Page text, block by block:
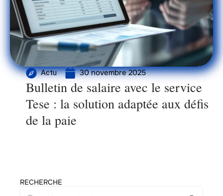
Actu 30 novembre 2025
Bulletin de salaire avec le service
Tese : la solution adaptée aux défis
de la paie
RECHERCHE